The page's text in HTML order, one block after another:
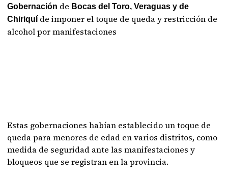
Gobernación de Bocas del Toro, Veraguas y de
Chiriquí de imponer el toque de queda y restricción de
alcohol por manifestaciones
Estas gobernaciones habían establecido un toque de
queda para menores de edad en varios distritos, como
medida de seguridad ante las manifestaciones y
bloqueos que se registran en la provincia.